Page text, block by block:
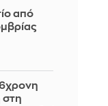
από
στη